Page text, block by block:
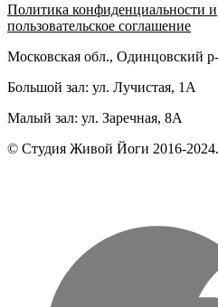
Политика конфиденциальности и
пользовательское соглашение
Московская обл., Одинцовский
Большой зал: ул. Лучистая, 1А
Малый зал: ул. Заречная, 8А
© Студия Живой Йоги 2016-